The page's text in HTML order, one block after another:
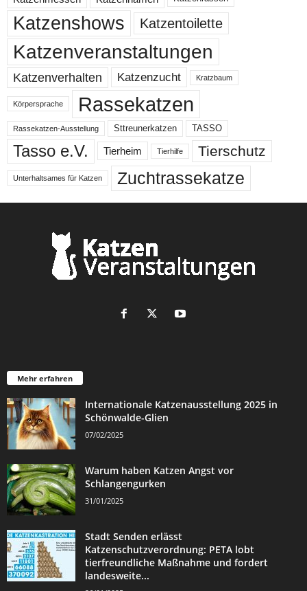
Katzenshows Katzentoilette
Katzenveranstaltungen
Katzenverhalten Katzenzucht Kratzbaum
Körpersprache Rassekatzen
Rassekatzen-Ausstellung Sttreunerkatzen TASSO
Tasso e.V. Tierheim Tierhilfe Tierschutz
Unterhaltsames für Katzen Zuchtrassekatze
Mehr erfahren
Internationale Katzenausstellung 2025 in
Schönwalde-Glien
07/02/2025
Warum haben Katzen Angst vor
Schlangengurken
31/01/2025
Stadt Senden erlässt
Katzenschutzverordnung: PETA lobt
tierfreundliche Maßnahme und fordert
landesweite...